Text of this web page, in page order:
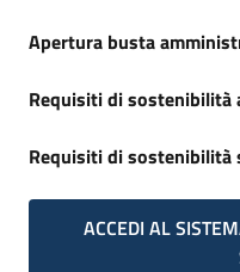
Apertura busta
Requisiti di sostenibilità
Requisiti di sostenibilità
ACCEDI AL